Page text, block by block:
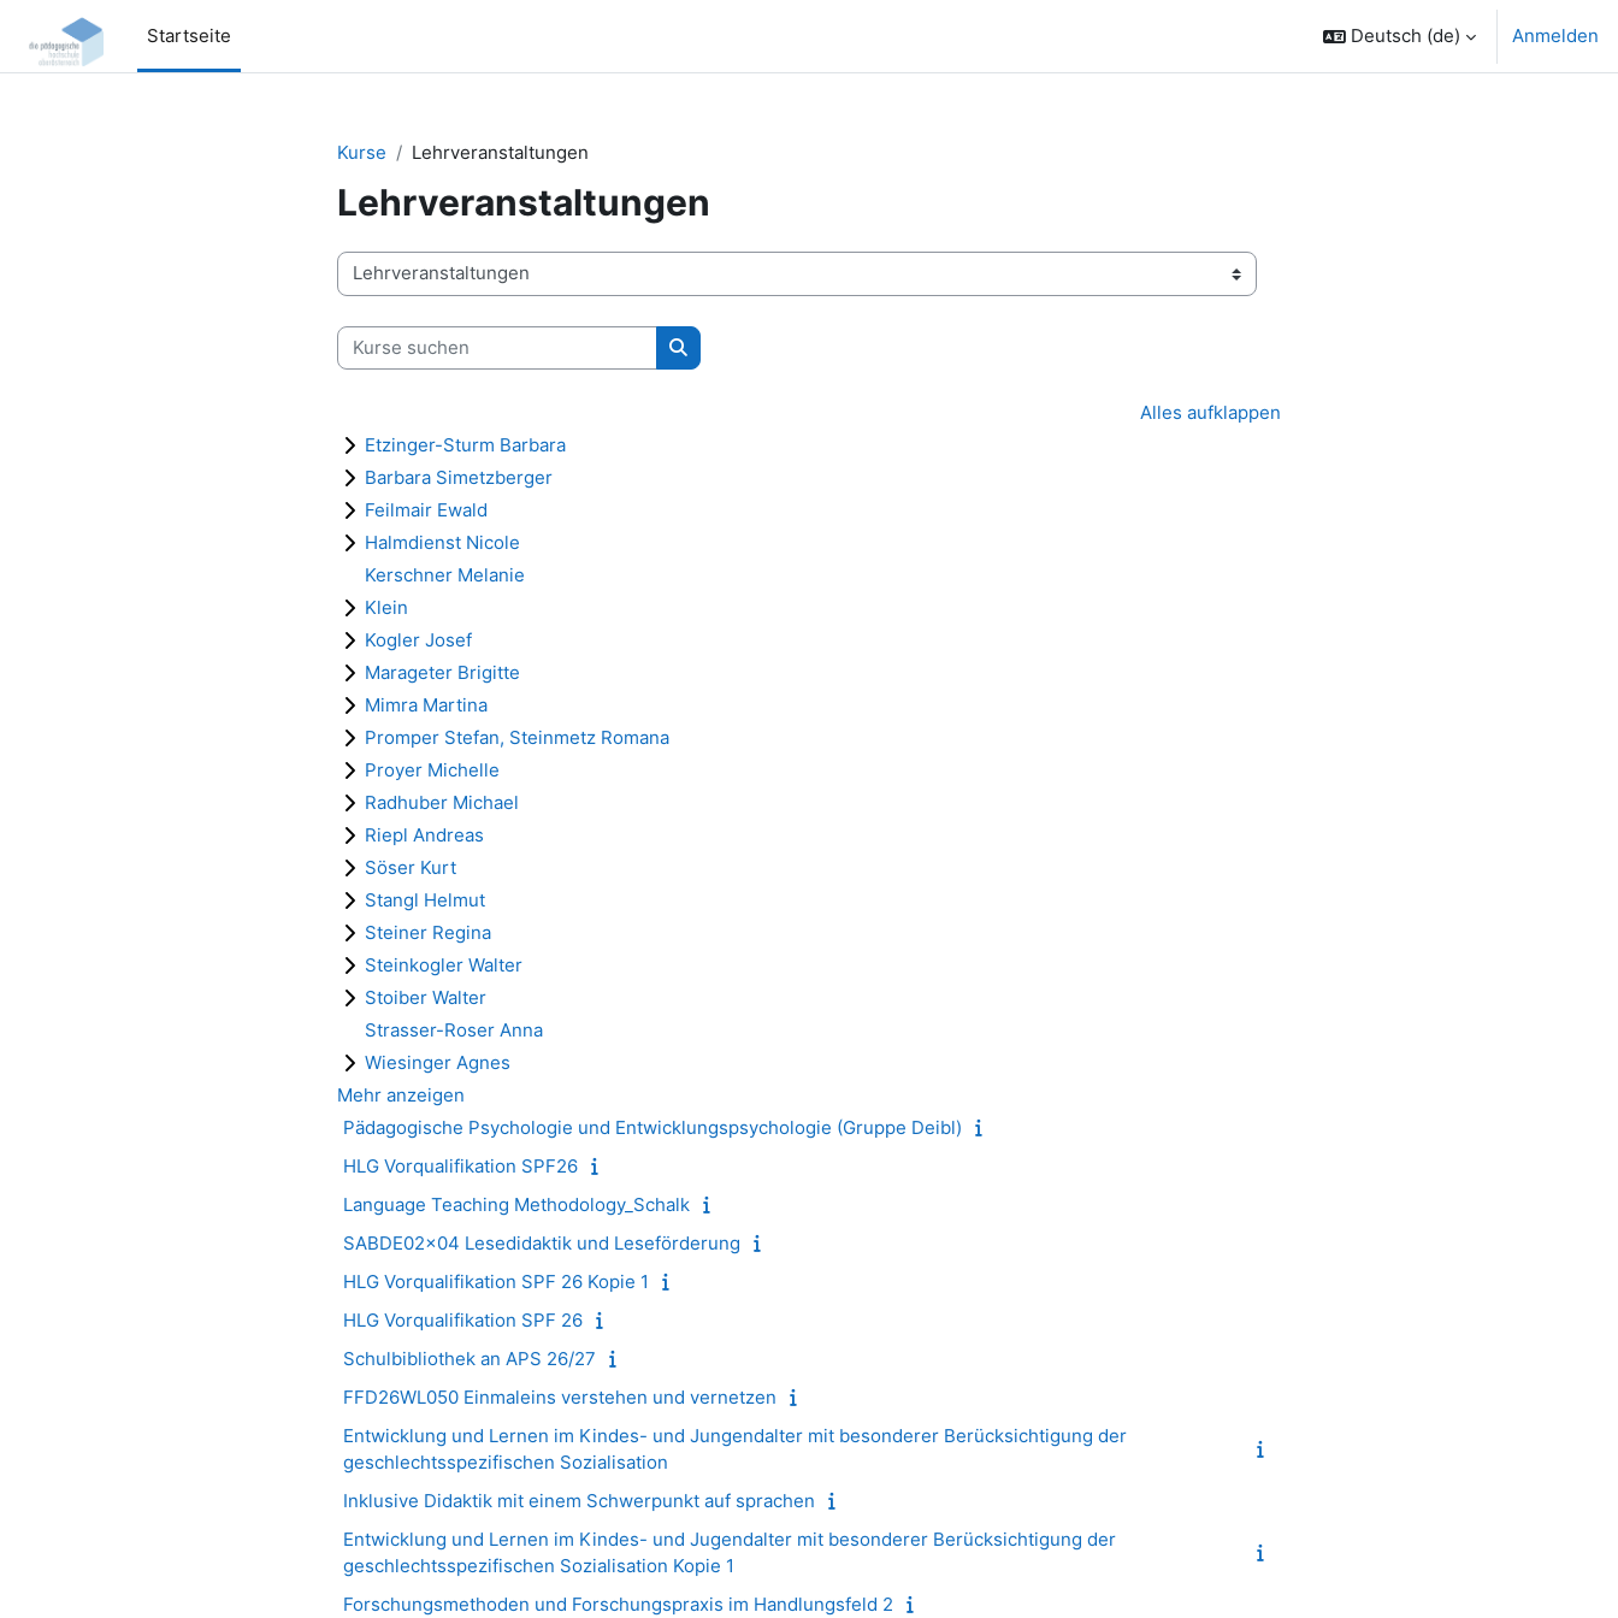
Zum Hauptinhalt
Startseite
Deutsch ‎(de)‎ Anmelden
Kurse Lehrveranstaltungen
Lehrveranstaltungen
Kursbereiche
Kurse suchen
Kurse suchen
Alles aufklappen
Etzinger-Sturm Barbara
Barbara Simetzberger
Feilmair Ewald
Halmdienst Nicole
Kerschner Melanie
Klein
Kogler Josef
Marageter Brigitte
Mimra Martina
Promper Stefan, Steinmetz Romana
Proyer Michelle
Radhuber Michael
Riepl Andreas
Söser Kurt
Stangl Helmut
Steiner Regina
Steinkogler Walter
Stoiber Walter
Strasser-Roser Anna
Wiesinger Agnes
Mehr anzeigen
Pädagogische Psychologie und Entwicklungspsychologie (Gruppe Deibl)
HLG Vorqualifikation SPF26
Language Teaching Methodology_Schalk
SABDE02x04 Lesedidaktik und Leseförderung
HLG Vorqualifikation SPF 26 Kopie 1
HLG Vorqualifikation SPF 26
Schulbibliothek an APS 26/27
FFD26WL050 Einmaleins verstehen und vernetzen
Entwicklung und Lernen im Kindes- und Jungendalter mit besonderer Berücksichtigung der
geschlechtsspezifischen Sozialisation
Inklusive Didaktik mit einem Schwerpunkt auf sprachen
Entwicklung und Lernen im Kindes- und Jugendalter mit besonderer Berücksichtigung der
geschlechtsspezifischen Sozialisation Kopie 1
Forschungsmethoden und Forschungspraxis im Handlungsfeld 2